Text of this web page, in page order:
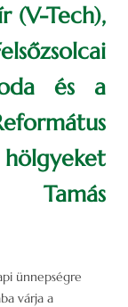
(V-Tech),
és a
ünnepségre
várja a